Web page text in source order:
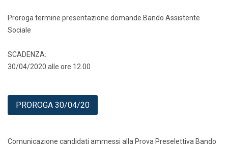
Proroga termine presentazione domande Bando Assistente
Sociale
SCADENZA:
30/04/2020 alle ore 12.00
PROROGA 30/04/20
Comunicazione candidati ammessi alla Prova Preselettiva Bando